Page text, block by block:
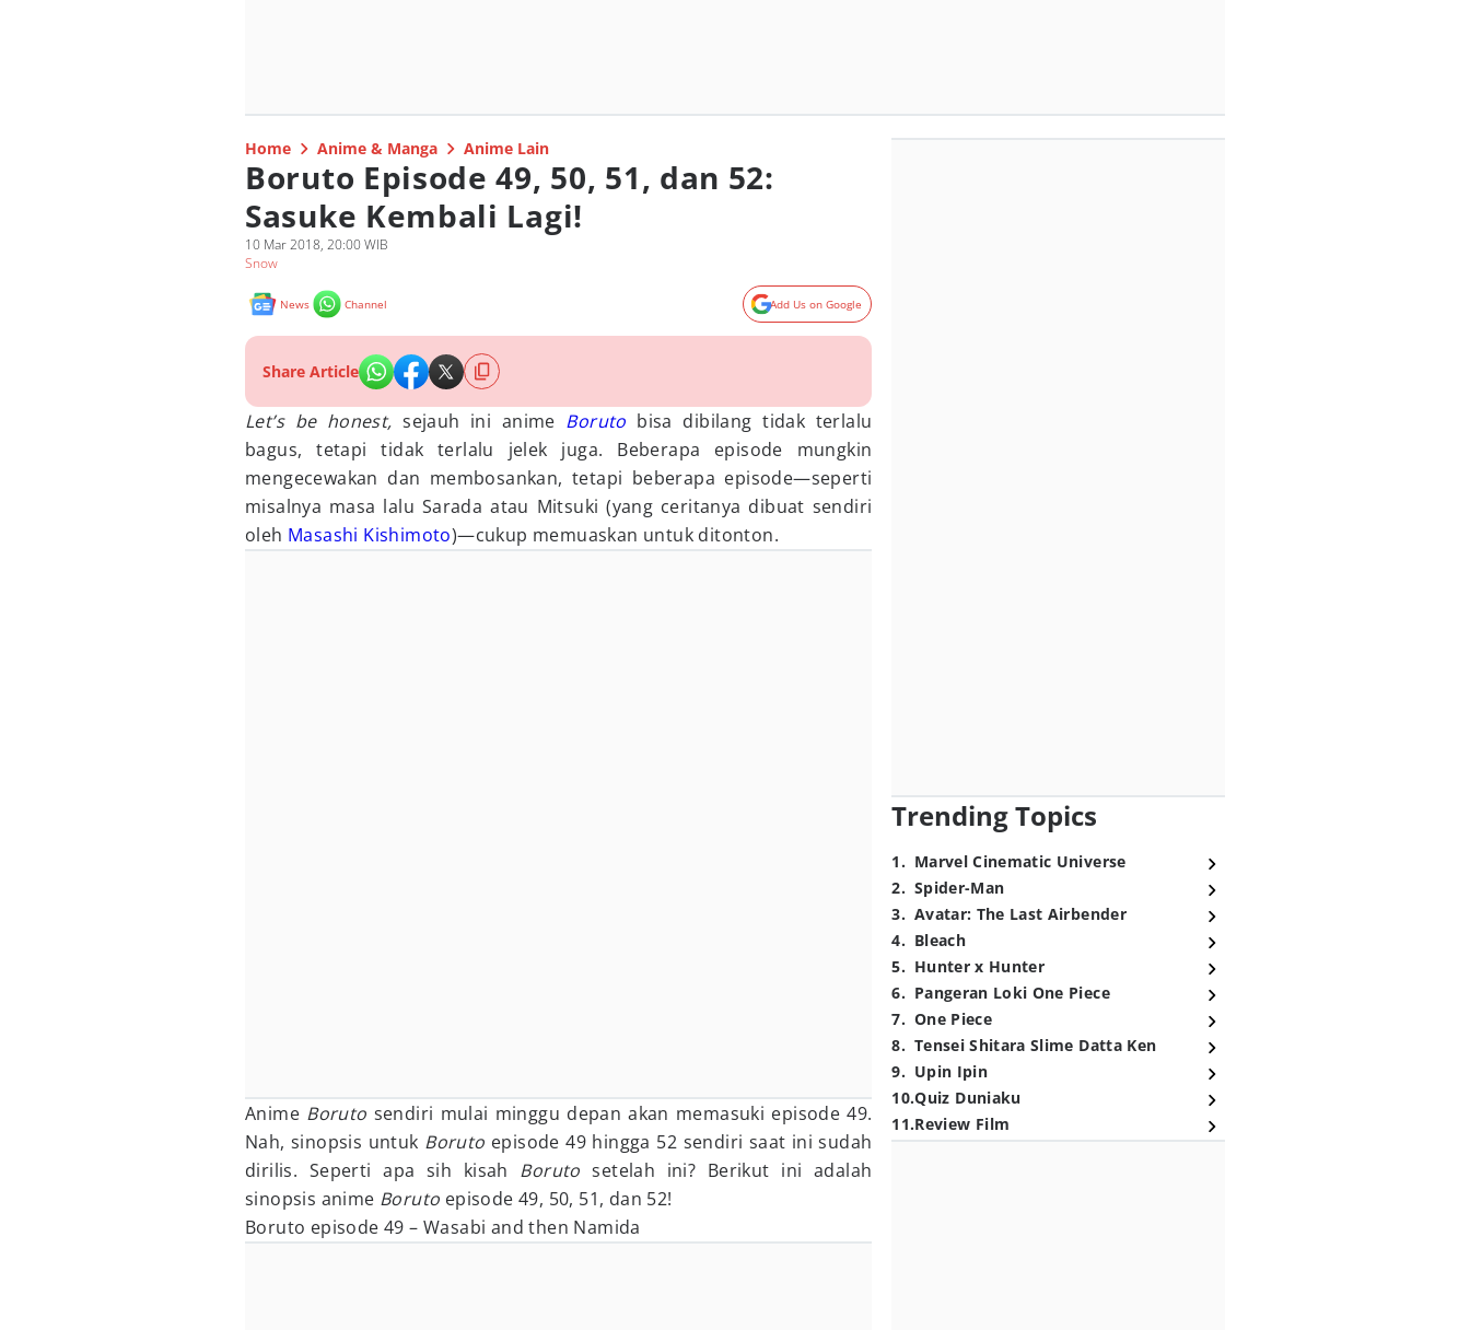
Home Anime & Manga Anime Lain
Boruto Episode 49, 50, 51, dan 52:
Sasuke Kembali Lagi!
10 Mar 2018, 20:00 WIB
Snow
News Channel Add Us on Google
Share Article
Let’s be honest,sejauh ini anime Boruto bisa dibilang tidak terlalu
bagus, tetapi tidak terlalu jelek juga. Beberapa episode mungkin
mengecewakan dan membosankan, tetapi beberapa episode—seperti
misalnya masa lalu Sarada atau Mitsuki (yang ceritanya dibuat sendiri
oleh Masashi Kishimoto)—cukup memuaskan untuk ditonton.
Anime Boruto sendiri mulai minggu depan akan memasuki episode 49.
Nah, sinopsis untuk Boruto episode 49 hingga 52 sendiri saat ini sudah
dirilis. Seperti apa sih kisah Boruto setelah ini? Berikut ini adalah
sinopsis anime Boruto episode 49, 50, 51, dan 52!
Boruto episode 49 – Wasabi and then Namida
Trending Topics
1. Marvel Cinematic Universe
2. Spider-Man
3. Avatar: The Last Airbender
4. Bleach
5. Hunter x Hunter
6. Pangeran Loki One Piece
7. One Piece
8. Tensei Shitara Slime Datta Ken
9. Upin Ipin
10.Quiz Duniaku
11.Review Film